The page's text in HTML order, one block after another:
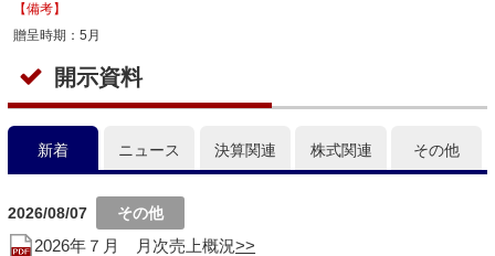
【備考】
贈呈時期：5月
開示資料
新着 ニュース 決算関連 株式関連 その他
2026/08/07
2026年７月 月次売上概況